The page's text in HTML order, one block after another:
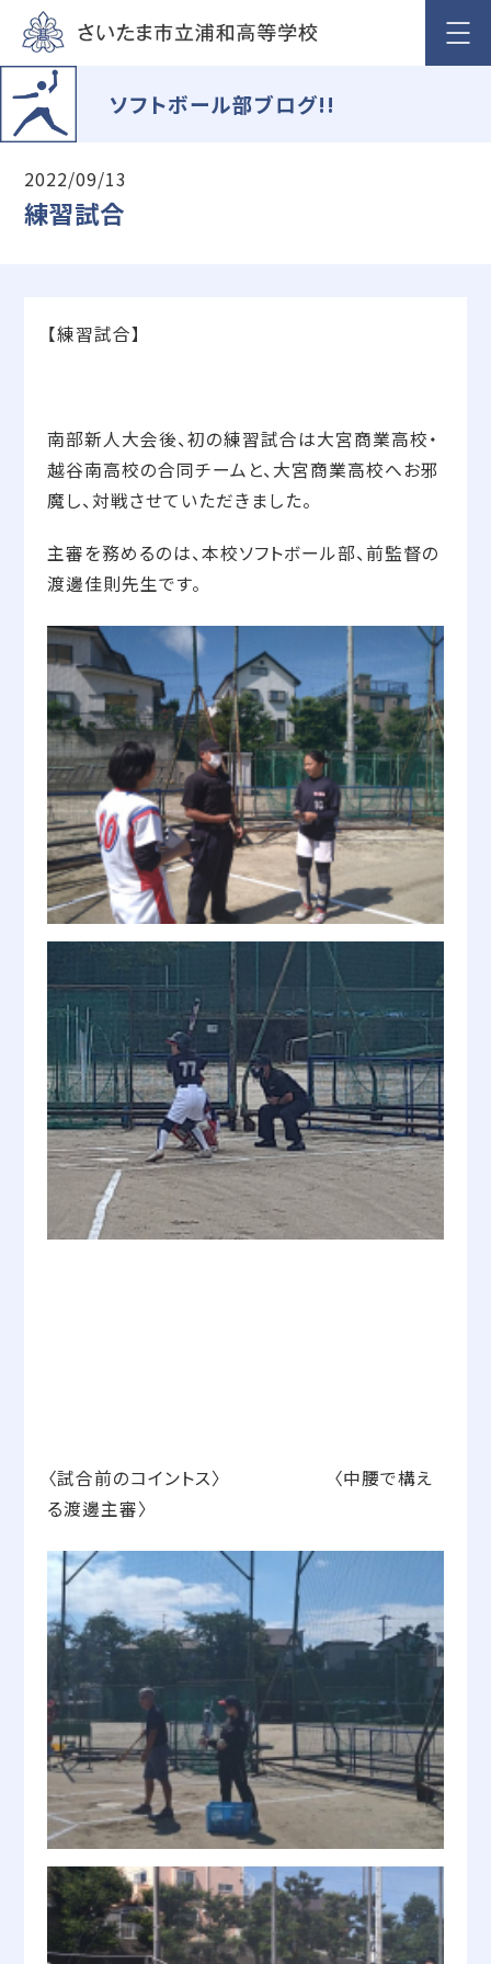
ソフトボール部ブログ!!
2022/09/13
練習試合
【練習試合】
南部新人大会後、初の練習試合は大宮商業高校・
越谷南高校の合同チームと、大宮商業高校へお邪
魔し、対戦させていただきました。
主審を務めるのは、本校ソフトボール部、前監督の
渡邊佳則先生です。
〈試合前のコイントス〉 〈中腰で構え
る渡邊主審〉